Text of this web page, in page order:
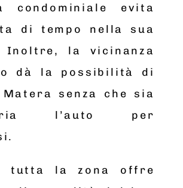
condominiale evita
di tempo nella sua
Inoltre, la vicinanza
dà la possibilità di
senza che sia
l’auto per
tutta la zona offre